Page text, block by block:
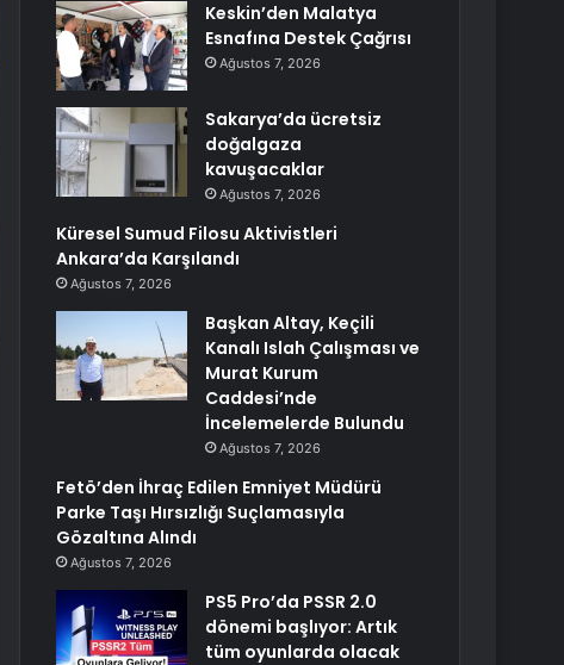
Keskin’den Malatya
Esnafına Destek Çağrısı
Ağustos 7, 2026
Sakarya’da ücretsiz
doğalgaza
kavuşacaklar
Ağustos 7, 2026
Küresel Sumud Filosu Aktivistleri
Ankara’da Karşılandı
Ağustos 7, 2026
Başkan Altay, Keçili
Kanalı Islah Çalışması ve
Murat Kurum
Caddesi’nde
İncelemelerde Bulundu
Ağustos 7, 2026
Fetö’den İhraç Edilen Emniyet Müdürü
Parke Taşı Hırsızlığı Suçlamasıyla
Gözaltına Alındı
Ağustos 7, 2026
PS5 Pro’da PSSR 2.0
dönemi başlıyor: Artık
tüm oyunlarda olacak